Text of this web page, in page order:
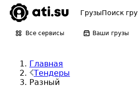
ГрузыПоиск
Все сервисы Ваши грузы
Главная
Тендеры
Разный